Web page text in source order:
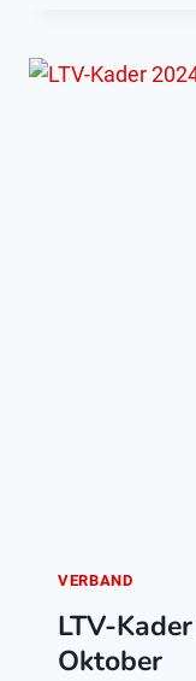
VERBAND
LTV-
Oktober